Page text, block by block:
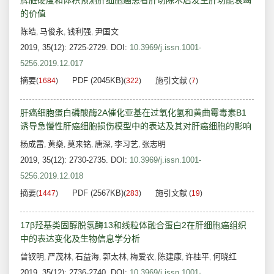
的价值
陈皓, 马俊永, 钱利强, 尹国文
2019, 35(12): 2725-2729. DOI: 10.3969/j.issn.1001-
5256.2019.12.017
摘要(1684) PDF (2045KB)(322) 施引文献 (7)
肝癌细胞蛋白磷酸酶2A催化亚基在过氧化氢和黄曲霉毒素B1
诱导急慢性肝癌细胞损伤模型中的表达及其对肝癌细胞的影响
杨成雷, 黄燊, 莫来铭, 唐深, 李习艺, 张志明
2019, 35(12): 2730-2735. DOI: 10.3969/j.issn.1001-
5256.2019.12.018
摘要(1447) PDF (2567KB)(283) 施引文献 (19)
17β羟基类固醇脱氢酶13和线粒体融合蛋白2在肝细胞癌组织
中的表达变化及生物信息学分析
曾钗明 , 严茂林, 石益海, 郭太林, 梅爱农, 陈建康, 许桂平, 何晓红